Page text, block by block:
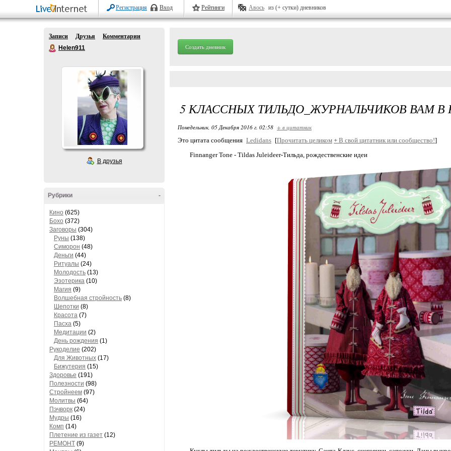
Регистрация Вход Рейтинги Авось из (+ сутки) дневников
Записи Друзья
Комментарии
Helen911
В друзья
-
Рубрики
Кино (625)
Бохо (372)
Заговоры (304)
Руны (138)
Симорон (48)
Деньги (44)
Ритуалы (24)
Молодость (13)
Эзотерика (10)
Магия (9)
Волшебная стройность (8)
Шепотки (8)
Красота (7)
Пасха (5)
Медитации (2)
День рождения (1)
Рукоделие (202)
Для Животных (17)
Бижутерия (15)
Здоровье (191)
Полезности (98)
Стройнеем (97)
Молитвы (64)
Пэчворк (24)
Мудры (16)
Комп (14)
Плетение из газет (12)
РЕМОНТ (9)
Создать дневник
5 КЛАССНЫХ ТИЛЬДО_ЖУРНАЛЬЧИКОВ ВАМ
Понедельник, 05 Декабря 2016 г. 02:58 + в цитатник
Это цитата сообщения Ledidans [Прочитать целиком + В свой цитатник или сообщество!]
Finnanger Tone - Tildas Juleideer-Тильда, рождественские идеи